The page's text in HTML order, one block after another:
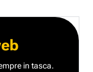
in tasca.